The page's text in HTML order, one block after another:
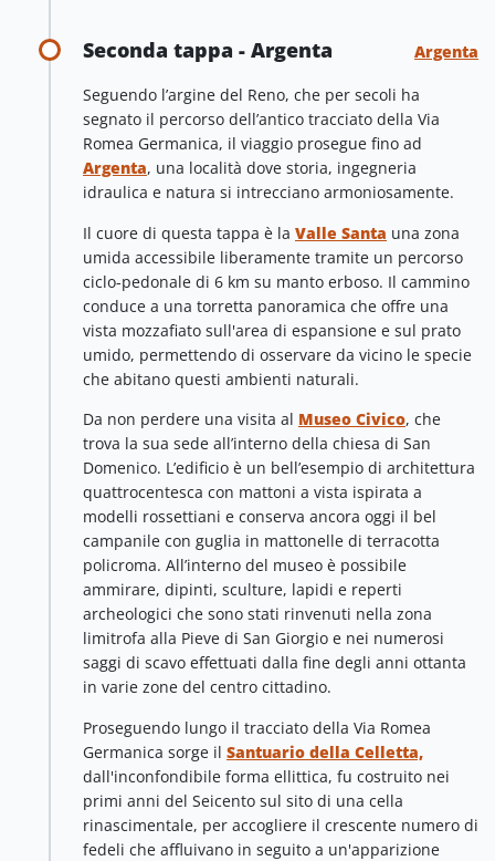
Seconda tappa - Argenta Argenta
Seguendo l’argine del Reno, che per secoli ha
segnato il percorso dell’antico tracciato della Via
Romea Germanica, il viaggio prosegue fino ad
Argenta, una località dove storia, ingegneria
idraulica e natura si intrecciano armoniosamente.
Il cuore di questa tappa è la Valle Santa una zona
umida accessibile liberamente tramite un percorso
ciclo-pedonale di 6 km su manto erboso. Il cammino
conduce a una torretta panoramica che offre una
vista mozzafiato sull'area di espansione e sul prato
umido, permettendo di osservare da vicino le specie
che abitano questi ambienti naturali.
Da non perdere una visita al Museo Civico, che
trova la sua sede all’interno della chiesa di San
Domenico. L’edificio è un bell’esempio di architettura
quattrocentesca con mattoni a vista ispirata a
modelli rossettiani e conserva ancora oggi il bel
campanile con guglia in mattonelle di terracotta
policroma. All’interno del museo è possibile
ammirare, dipinti, sculture, lapidi e reperti
archeologici che sono stati rinvenuti nella zona
limitrofa alla Pieve di San Giorgio e nei numerosi
saggi di scavo effettuati dalla fine degli anni ottanta
in varie zone del centro cittadino.
Proseguendo lungo il tracciato della Via Romea
Germanica sorge il Santuario della Celletta,
dall'inconfondibile forma ellittica, fu costruito nei
primi anni del Seicento sul sito di una cella
rinascimentale, per accogliere il crescente numero di
fedeli che affluivano in seguito a un'apparizione